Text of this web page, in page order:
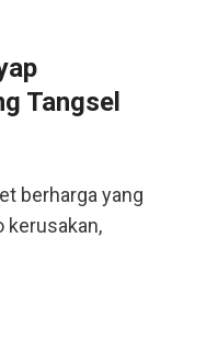
Tangsel
berharga yang
kerusakan,